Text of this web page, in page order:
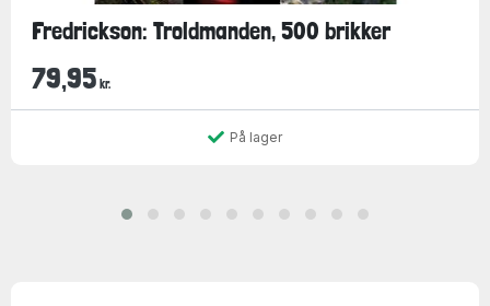
Fredrickson: Troldmanden, 500 brikker
79,95 kr.
På lager